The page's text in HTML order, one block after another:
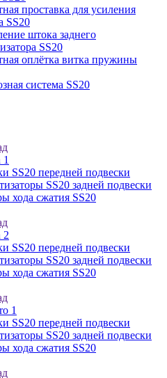
проставка для усиления
SS20
штока заднего
SS20
оплётка витка пружины
система SS20
SS20 передней подвески
SS20 задней подвески
хода сжатия SS20
2
SS20 передней подвески
SS20 задней подвески
хода сжатия SS20
1
SS20 передней подвески
SS20 задней подвески
хода сжатия SS20